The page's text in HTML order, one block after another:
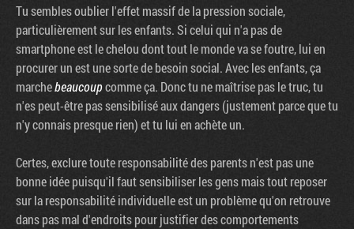
Tu sembles oublier l'effet massif de la pression sociale,
particulièrement sur les enfants. Si celui qui n'a pas de
smartphone est le chelou dont tout le monde va se foutre, lui en
procurer un est une sorte de besoin social. Avec les enfants, ça
marchebeaucoupcomme ça. Donc tu ne maîtrise pas le truc, tu
n'es peut-être pas sensibilisé aux dangers (justement parce que tu
n'y connais presque rien) et tu lui en achète un.
Certes, exclure toute responsabilité des parents n'est pas une
bonne idée puisqu'il faut sensibiliser les gens mais tout reposer
sur la responsabilité individuelle est un problème qu'on retrouve
dans pas mal d'endroits pour justifier des comportements